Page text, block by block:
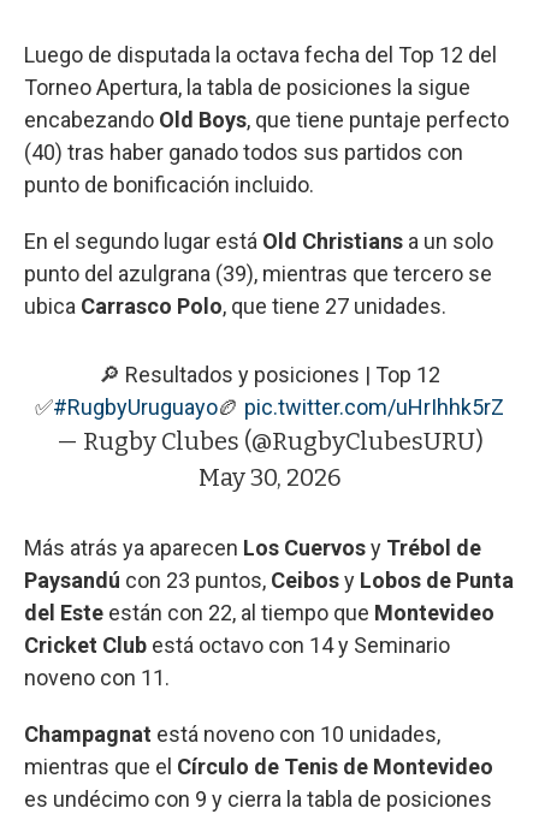
Luego de disputada la octava fecha del Top 12 del
Torneo Apertura, la tabla de posiciones la sigue
encabezando Old Boys, que tiene puntaje perfecto
(40) tras haber ganado todos sus partidos con
punto de bonificación incluido.
En el segundo lugar está Old Christians a un solo
punto del azulgrana (39), mientras que tercero se
ubica Carrasco Polo, que tiene 27 unidades.
🔎 Resultados y posiciones | Top 12
✅#RugbyUruguayo🏉 pic.twitter.com/uHrIhhk5rZ
— Rugby Clubes (@RugbyClubesURU)
May 30, 2026
Más atrás ya aparecen Los Cuervosy Trébol de
Paysandú con 23 puntos, Ceibosy Lobos de Punta
del Este están con 22, al tiempo que Montevideo
Cricket Club está octavo con 14 y Seminario
noveno con 11.
Champagnat está noveno con 10 unidades,
mientras que el Círculo de Tenis de Montevideo
es undécimo con 9 y cierra la tabla de posiciones